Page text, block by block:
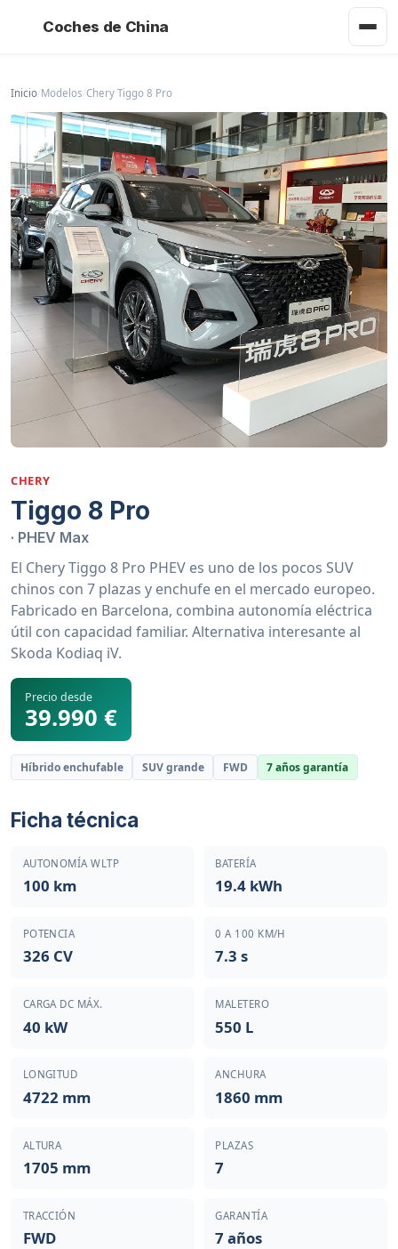
Coches de China
Inicio/Modelos/Chery Tiggo 8 Pro
CHERY
Tiggo 8 Pro
· PHEV Max
El Chery Tiggo 8 Pro PHEV es uno de los pocos SUV
chinos con 7 plazas y enchufe en el mercado europeo.
Fabricado en Barcelona, combina autonomía eléctrica
útil con capacidad familiar. Alternativa interesante al
Skoda Kodiaq iV.
Precio desde
39.990 €
Híbrido enchufable SUV grande FWD 7 años garantía
Ficha técnica
AUTONOMÍA WLTP
100 km
BATERÍA
19.4 kWh
POTENCIA
326 CV
0 A 100 KM/H
7.3 s
CARGA DC MÁX.
40 kW
MALETERO
550 L
LONGITUD
4722 mm
ANCHURA
1860 mm
ALTURA
1705 mm
PLAZAS
7
TRACCIÓN
FWD
GARANTÍA
7 años